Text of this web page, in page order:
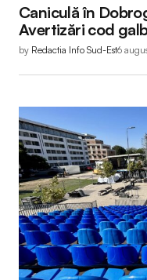
Caniculă în
Avertizări cod
by Redactia Info Sud-Est6